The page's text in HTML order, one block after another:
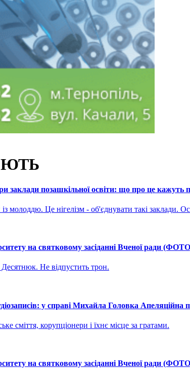
заклади позашкільної освіти: що про це кажуть
молоддю. Це нігелізм - об'єднувати такі заклади.
на святковому засіданні Вченої ради
Не відпустить трон.
у справі Михайла Головка Апеляційна
сміття, корупціонери і їхнє місце за гратами.
на святковому засіданні Вченої ради